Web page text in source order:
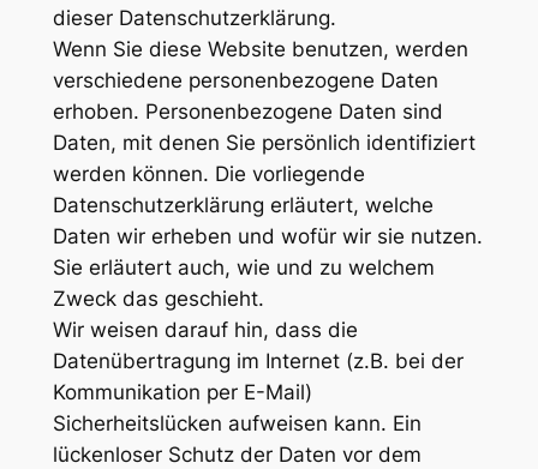
dieser Datenschutzerklärung.
Wenn Sie diese Website benutzen, werden
verschiedene personenbezogene Daten
erhoben. Personenbezogene Daten sind
Daten, mit denen Sie persönlich identifiziert
werden können. Die vorliegende
Datenschutzerklärung erläutert, welche
Daten wir erheben und wofür wir sie nutzen.
Sie erläutert auch, wie und zu welchem
Zweck das geschieht.
Wir weisen darauf hin, dass die
Datenübertragung im Internet (z.B. bei der
Kommunikation per E-Mail)
Sicherheitslücken aufweisen kann. Ein
lückenloser Schutz der Daten vor dem